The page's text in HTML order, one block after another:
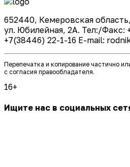
652440, Кемеровская
ул. Юбилейная, 2А. Тел:/Факс:
+7(38446) 22-1-16 E-mail:
Перепечатка и копирование частично
с согласия правообладателя.
16+
Ищите нас в социальных